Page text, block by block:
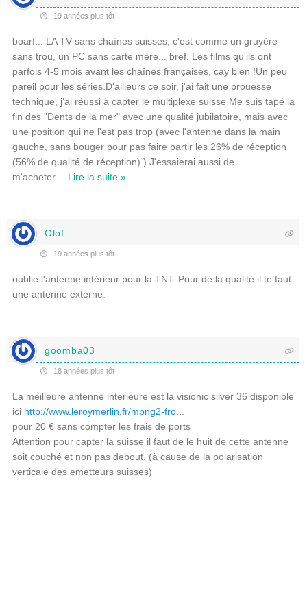
19 années plus tôt
boarf... LA TV sans chaînes suisses, c'est comme un gruyère
sans trou, un PC sans carte mère... bref. Les films qu'ils ont
parfois 4-5 mois avant les chaînes françaises, cay bien !Un peu
pareil pour les séries.D'ailleurs ce soir, j'ai fait une prouesse
technique, j'ai réussi à capter le multiplexe suisse Me suis tapé la
fin des "Dents de la mer" avec une qualité jubilatoire, mais avec
une position qui ne l'est pas trop (avec l'antenne dans la main
gauche, sans bouger pour pas faire partir les 26% de réception
(56% de qualité de réception) ) J'essaierai aussi de
m'acheter
Lire la suite »
Olof
19 années plus tôt
oublie l'antenne intérieur pour la TNT. Pour de la qualité il te faut
une antenne externe.
goomba03
18 années plus tôt
La meilleure antenne interieure est la visionic silver 36 disponible
ici http://www.leroymerlin.fr/mpng2-fro
pour 20 € sans compter les frais de ports
Attention pour capter la suisse il faut de le huit de cette antenne
soit couché et non pas debout. (à cause de la polarisation
verticale des emetteurs suisses)